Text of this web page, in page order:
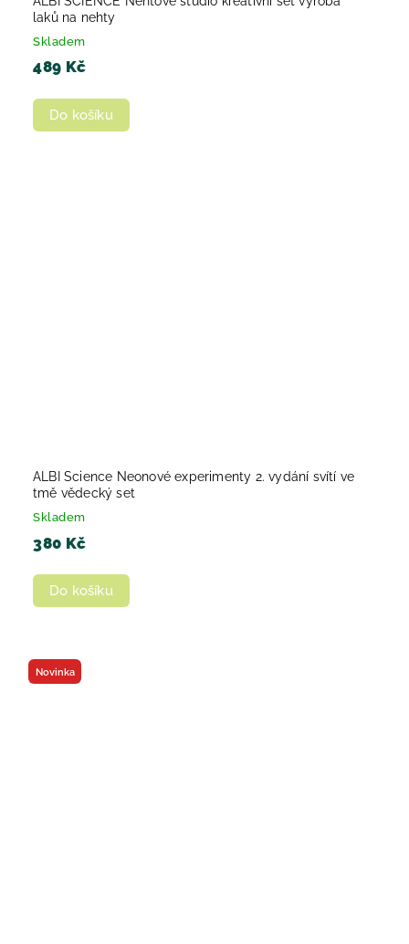
laků na nehty
Skladem
489 Kč
Do košíku
ALBI Science Neonové experimenty 2. vydání svítí ve
tmě vědecký set
Skladem
380 Kč
Do košíku
Novinka